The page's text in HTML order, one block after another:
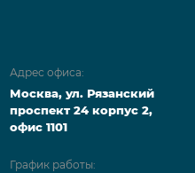
Адрес офиса:
Москва, ул. Рязанский
проспект 24 корпус 2,
офис 1101
График работы: